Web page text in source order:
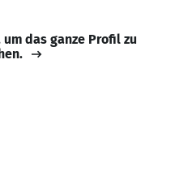
um das ganze Profil zu